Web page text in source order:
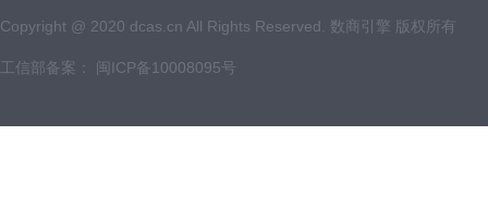
Copyright @ 2020 dcas.cn All Rights Reserved. 数商引擎 版权所有
工信部备案： 闽ICP备10008095号